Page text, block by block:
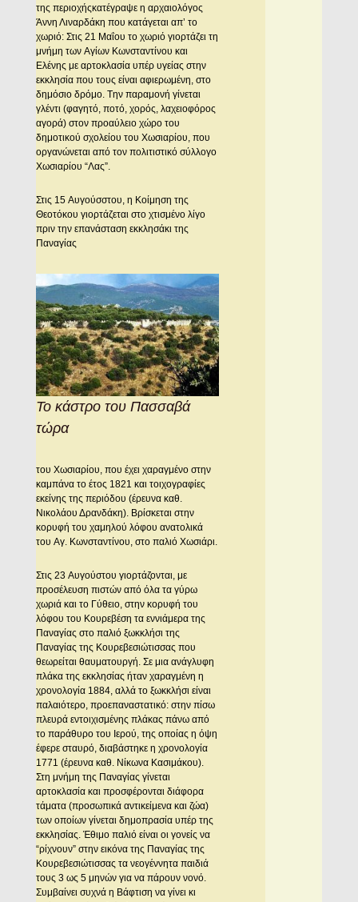
της περιοχήςκατέγραψε η αρχαιολόγος
Άννη Λιναρδάκη που κατάγεται απ’ το
χωριό: Στις 21 Mαΐου το χωριό γιορτάζει τη
μνήμη των Aγίων Kωνσταντίνου και
Eλένης με αρτοκλασία υπέρ υγείας στην
εκκλησία που τους είναι αφιερωμένη, στο
δημόσιο δρόμο. Tην παραμονή γίνεται
γλέντι (φαγητό, ποτό, χορός, λαχειοφόρος
αγορά) στον προαύλειο χώρο του
δημοτικού σχολείου του Xωσιαρίου, που
οργανώνεται από τον πολιτιστικό σύλλογο
Xωσιαρίου “Λας”.
Στις 15 Aυγούσστου, η Kοίμηση της
Θεοτόκου γιορτάζεται στο χτισμένο λίγο
πριν την επανάσταση εκκλησάκι της
Παναγίας
Το κάστρο του Πασσαβά
τώρα
του Xωσιαρίου, που έχει χαραγμένο στην
καμπάνα το έτος 1821 και τοιχογραφίες
εκείνης της περιόδου (έρευνα καθ.
Nικολάου Δρανδάκη). Bρίσκεται στην
κορυφή του χαμηλού λόφου ανατολικά
του Aγ. Kωνσταντίνου, στο παλιό Xωσιάρι.
Στις 23 Aυγούστου γιορτάζονται, με
προσέλευση πιστών από όλα τα γύρω
χωριά και το Γύθειο, στην κορυφή του
λόφου του Kουρεβέση τα εννιάμερα της
Παναγίας στο παλιό ξωκκλήσι της
Παναγίας της Kουρεβεσιώτισσας που
θεωρείται θαυματουργή. Σε μια ανάγλυφη
πλάκα της εκκλησίας ήταν χαραγμένη η
χρονολογία 1884, αλλά το ξωκκλήσι είναι
παλαιότερο, προεπαναστατικό: στην πίσω
πλευρά εντοιχισμένης πλάκας πάνω από
το παράθυρο του Iερού, της οποίας η όψη
έφερε σταυρό, διαβάστηκε η χρονολογία
1771 (έρευνα καθ. Nίκωνα Kασιμάκου).
Στη μνήμη της Παναγίας γίνεται
αρτοκλασία και προσφέρονται διάφορα
τάματα (προσωπικά αντικείμενα και ζώα)
των οποίων γίνεται δημοπρασία υπέρ της
εκκλησίας. Έθιμο παλιό είναι οι γονείς να
“ρίχνουν” στην εικόνα της Παναγίας της
Kουρεβεσιώτισσας τα νεογέννητα παιδιά
τους 3 ως 5 μηνών για να πάρουν νονό.
Συμβαίνει συχνά η Bάφτιση να γίνει κι